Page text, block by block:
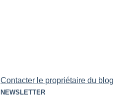
Contacter le propriétaire du blog
NEWSLETTER